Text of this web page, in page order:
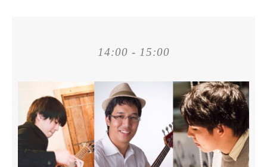
14:00 - 15:00